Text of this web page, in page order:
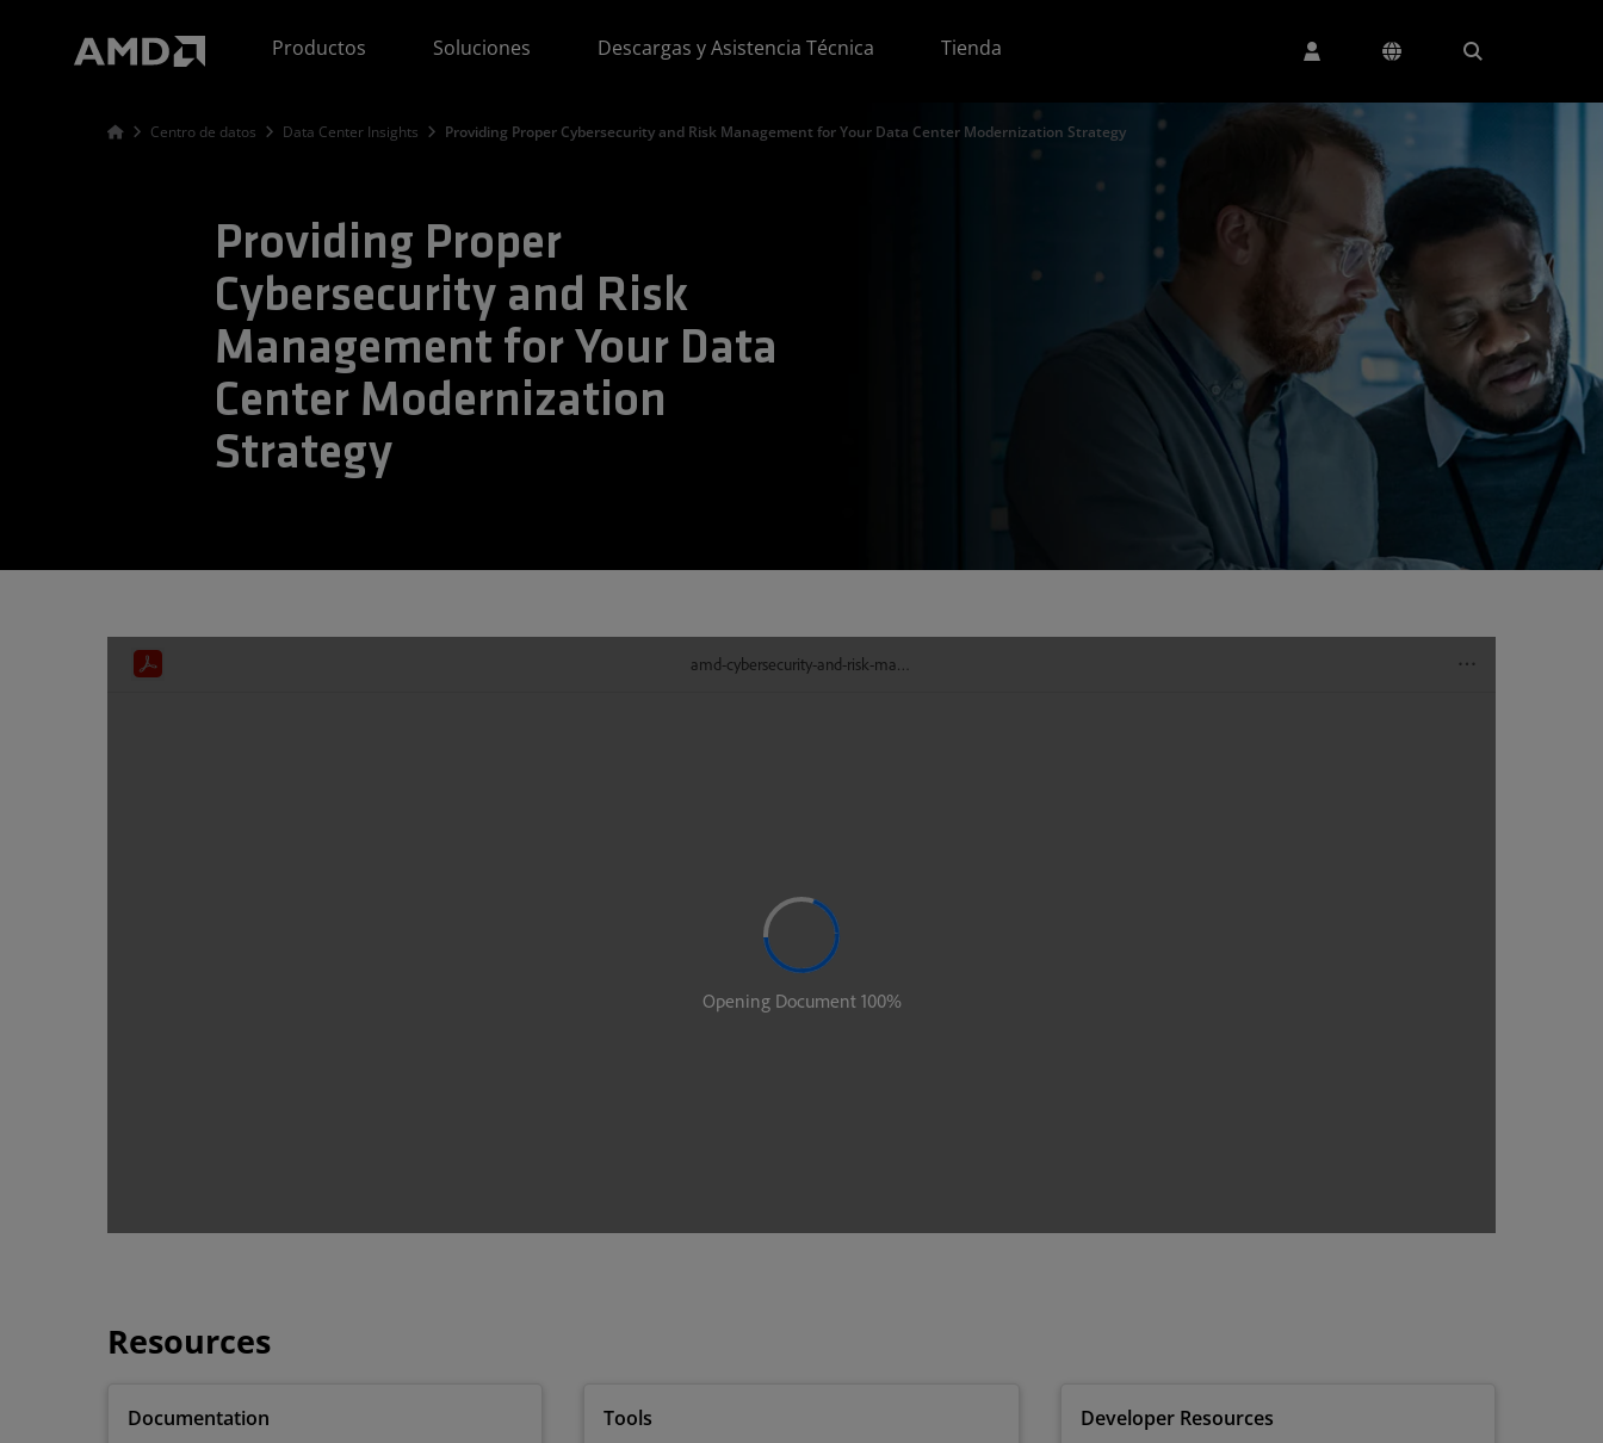
Productos
Soluciones Descargas y Asistencia Técnica Tienda
Centro de datos Data Center Insights Providing Proper Cybersecurity and Risk Management for Your Data Center Modernization Strategy
Providing Proper
Cybersecurity and Risk
Management for Your Data
Center Modernization
Strategy
Resources
Documentation Tools Developer Resources